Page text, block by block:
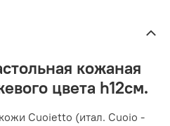
кожаная
цвета h12см.
Cuoietto (итал. Cuoio -